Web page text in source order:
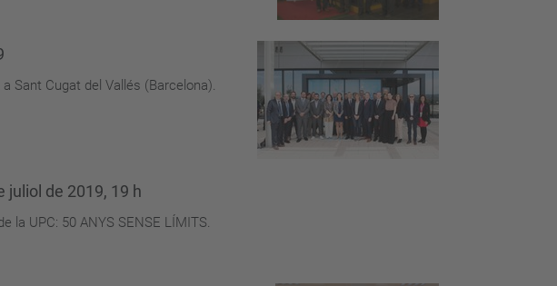
Sant Cugat del Vallés (Barcelona).
juliol de 2019, 19 h
la UPC: 50 ANYS SENSE LÍMITS.